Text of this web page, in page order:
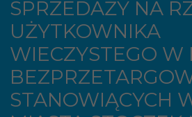
SPRZEDAŻY NA
UŻYTKOWNIKA
WIECZYSTEGO W
STANOWIĄCYCH